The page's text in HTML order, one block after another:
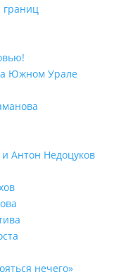
границ
Южном Урале
Антон Недоцуков
нечего»